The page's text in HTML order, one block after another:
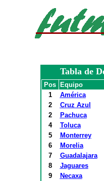
Tabla de
Pos
Equipo
1
América
2
Cruz Azul
2
Pachuca
4
Toluca
5
Monterrey
6
Morelia
7
Guadalajara
8
Jaguares
9
Necaxa